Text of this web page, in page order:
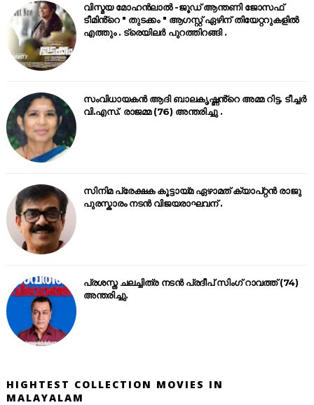
വിസ്മയ മോഹൻലാൽ -ജൂഡ് ആന്തണി ജോസഫ്
ടീമിൻ്റെ " തുടക്കം " ആഗസ്റ്റ് ഏഴിന് തിയേറ്ററുകളിൽ
എത്തും . ട്രെയിലർ പുറത്തിറങ്ങി .
സംവിധായകൻ ആദി ബാലകൃഷ്ണൻ്റെ അമ്മ റിട്ട. ടീച്ചർ
വി.എസ്. രാജമ്മ (76) അന്തരിച്ചു .
സിനിമ പ്രേക്ഷക കൂട്ടായ്മ ഏഴാമത് ക്യാപ്റ്റൻ രാജു
പുരസ്കാരം നടൻ വിജയരാഘവന് .
പ്രശസ്ത ചലച്ചിത്ര നടൻ പ്രദീപ് സിംഗ് റാവത്ത് (74)
അന്തരിച്ചു.
HIGHTEST COLLECTION MOVIES IN
MALAYALAM